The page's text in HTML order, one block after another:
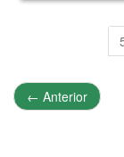
← Anterior